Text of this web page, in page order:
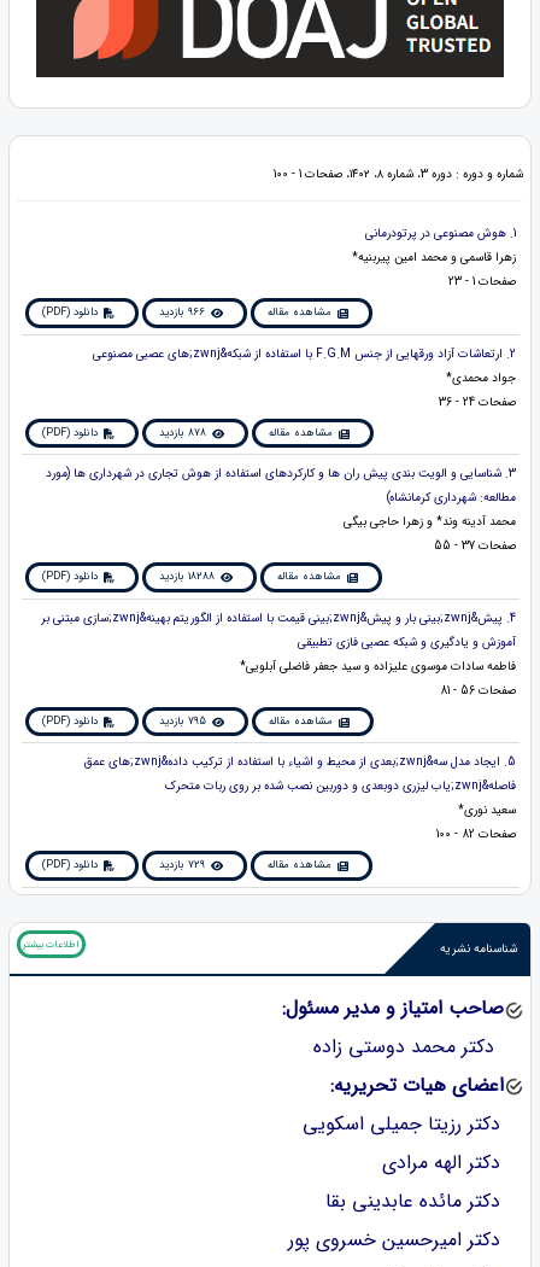
شماره و دوره : دوره 3، شماره ۸، ۱۴۰۲، صفحات 1 - 100
1. هوش مصنوعی در پرتودرمانی
زهرا قاسمی و محمد امین پیربنیه*
صفحات 1 - 23
مشاهده مقاله 966 بازدید دانلود (PDF)
2. ارتعاشات آزاد ورقهایی از جنس F.G.M با استفاده از شبکه&zwnj;های عصبی مصنوعی
جواد محمدی*
صفحات 24 - 36
مشاهده مقاله 878 بازدید دانلود (PDF)
3. شناسایی و الویت بندی پیش ران ها و کارکردهای استفاده از هوش تجاری در شهرداری ها (مورد
مطالعه: شهرداری کرمانشاه)
محمد آدینه وند* و زهرا حاجی بیگی
صفحات 37 - 55
مشاهده مقاله 18288 بازدید دانلود (PDF)
4. پیش&zwnj;بینی بار و پیش&zwnj;بینی قیمت با استفاده از الگوریتم بهینه&zwnj;سازی مبتنی بر
آموزش و یادگیری و شبکه عصبی فازی تطبیقی
فاطمه سادات موسوی علیزاده و سید جعفر فاضلی آبلویی*
صفحات 56 - 81
مشاهده مقاله 795 بازدید دانلود (PDF)
5. ایجاد مدل سه&zwnj;بعدی از محیط و اشیاء با استفاده از ترکیب داده&zwnj;های عمق
فاصله&zwnj;یاب لیزری دوبعدی و دوربین نصب شده بر روی ربات متحرک
سعید نوری*
صفحات 82 - 100
مشاهده مقاله 729 بازدید دانلود (PDF)
شناسنامه نشریه اطلاعات بیشتر
صاحب امتیاز و مدیر مسئول:
دکتر محمد دوستی زاده
اعضای هیات تحریریه:
دکتر رزیتا جمیلی اسکویی
دکتر الهه مرادی
دکتر مائده عابدینی بقا
دکتر امیرحسین خسروی پور